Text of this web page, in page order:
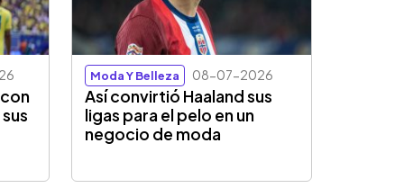
Moda Y Belleza 08-07-2026
Así convirtió Haaland sus
ligas para el pelo en un
negocio de moda